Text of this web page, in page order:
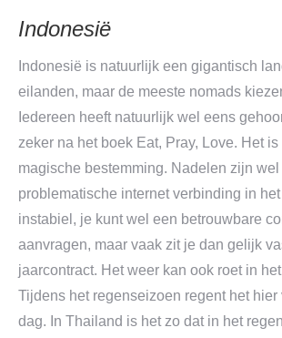
Indonesië
Indonesië is natuurlijk een gigantisch
eilanden, maar de meeste nomads
Iedereen heeft natuurlijk wel eens
zeker na het boek Eat, Pray, Love. Het
magische bestemming. Nadelen zijn wel
problematische internet verbinding in
instabiel, je kunt wel een betrouwbare
aanvragen, maar vaak zit je dan gelijk
jaarcontract. Het weer kan ook roet in
Tijdens het regenseizoen regent het hier
dag. In Thailand is het zo dat in het